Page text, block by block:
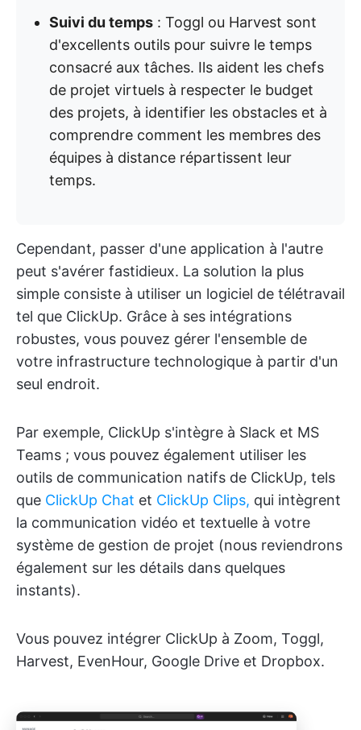
Suivi du temps : Toggl ou Harvest sont
d'excellents outils pour suivre le temps
consacré aux tâches. Ils aident les chefs
de projet virtuels à respecter le budget
des projets, à identifier les obstacles et à
comprendre comment les membres des
équipes à distance répartissent leur
temps.
Cependant, passer d'une application à l'autre
peut s'avérer fastidieux. La solution la plus
simple consiste à utiliser un logiciel de télétravail
tel que ClickUp. Grâce à ses intégrations
robustes, vous pouvez gérer l'ensemble de
votre infrastructure technologique à partir d'un
seul endroit.
Par exemple, ClickUp s'intègre à Slack et MS
Teams ; vous pouvez également utiliser les
outils de communication natifs de ClickUp, tels
que ClickUp Chat et ClickUp Clips, qui intègrent
la communication vidéo et textuelle à votre
système de gestion de projet (nous reviendrons
également sur les détails dans quelques
instants).
Vous pouvez intégrer ClickUp à Zoom, Toggl,
Harvest, EvenHour, Google Drive et Dropbox.